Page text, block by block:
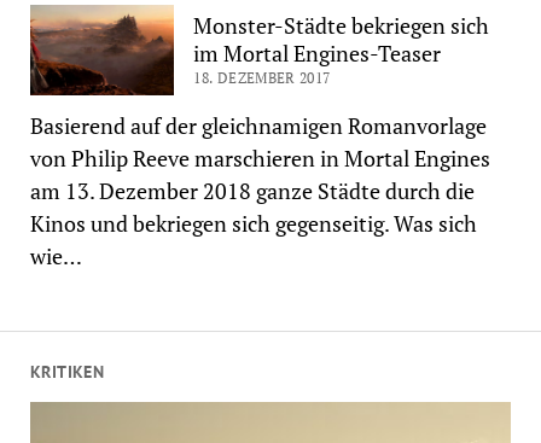
KRITIKEN
Monster-Städte bekriegen sich
im Mortal Engines-Teaser
18. DEZEMBER 2017
Basierend auf der gleichnamigen Romanvorlage
von Philip Reeve marschieren in Mortal Engines
am 13. Dezember 2018 ganze Städte durch die
Kinos und bekriegen sich gegenseitig. Was sich
wie…